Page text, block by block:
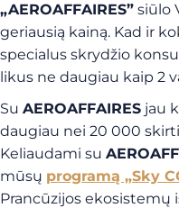
„AEROAFFAIRES” siūlo
geriausią kainą. Kad ir
specialus skrydžio
likus ne daugiau kaip 2
Su AEROAFFAIRES jau
daugiau nei 20 000
Keliaudami su
mūsų programą „Sky
Prancūzijos ekosistemų